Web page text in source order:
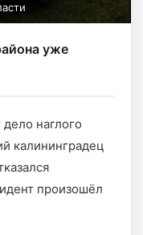
уже
наглого
калининградец
произошёл